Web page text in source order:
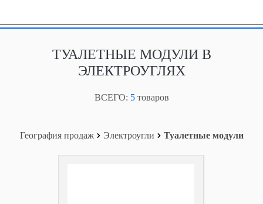
ТУАЛЕТНЫЕ МОДУЛИ В
ЭЛЕКТРОУГЛЯХ
ВСЕГО: 5товаров
География продаж Электроугли Туалетные модули